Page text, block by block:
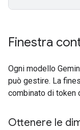
Finestra
Ogni modello
può gestire. La
combinato di token
Ottenere le